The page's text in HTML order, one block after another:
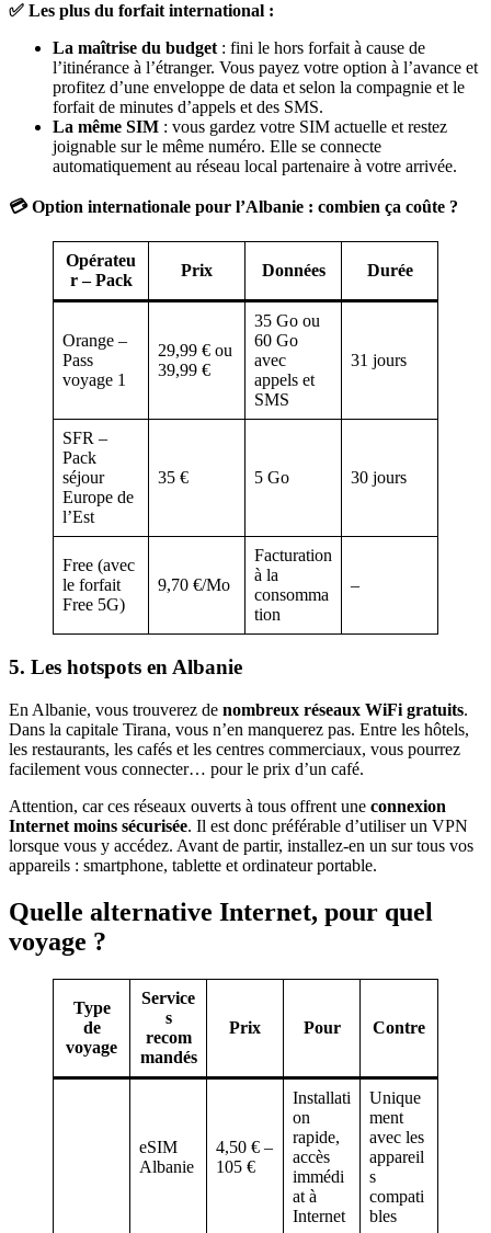
✅ Les plus du forfait international :
La maîtrise du budget : fini le hors forfait à cause de
l’itinérance à l’étranger. Vous payez votre option à l’avance et
profitez d’une enveloppe de data et selon la compagnie et le
forfait de minutes d’appels et des SMS.
La même SIM : vous gardez votre SIM actuelle et restez
joignable sur le même numéro. Elle se connecte
automatiquement au réseau local partenaire à votre arrivée.
💳 Option internationale pour l’Albanie : combien ça coûte ?
Opérateu
r – Pack
Prix Données Durée
Orange –
Pass
voyage 1
29,99 € ou
39,99 €
35 Go ou
60 Go
avec
appels et
SMS
31 jours
SFR –
Pack
séjour
Europe de
l’Est
35 € 5 Go 30 jours
Free (avec
le forfait
Free 5G)
9,70 €/Mo
Facturation
à la
consomma
tion
–
5. Les hotspots en Albanie
En Albanie, vous trouverez de nombreux réseaux WiFi gratuits.
Dans la capitale Tirana, vous n’en manquerez pas. Entre les hôtels,
les restaurants, les cafés et les centres commerciaux, vous pourrez
facilement vous connecter… pour le prix d’un café.
Attention, car ces réseaux ouverts à tous offrent une connexion
Internet moins sécurisée. Il est donc préférable d’utiliser un VPN
lorsque vous y accédez. Avant de partir, installez-en un sur tous vos
appareils : smartphone, tablette et ordinateur portable.
Quelle alternative Internet, pour quel
voyage ?
Type
de
voyage
Service
s
recom
mandés
Prix Pour Contre
eSIM
Albanie
4,50 € –
105 €
Installati
on
rapide,
accès
immédi
at à
Internet
Unique
ment
avec les
appareil
s
compati
bles